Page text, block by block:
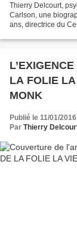
Thierry Delcourt,
Carlson, une
ans, directrice du
L’EXIGENCE D’UN CRÉATEUR AU RISQUE DE
LA FOLIE LA VIE ET L’ŒUVRE DE THELONIOUS
MONK
Publié le 11/01/
Par Thierry